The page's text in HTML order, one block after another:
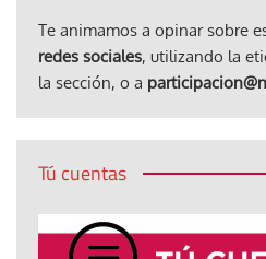
Te animamos a opinar sobre
redes sociales, utilizando la
la sección, o a
Tú cuentas